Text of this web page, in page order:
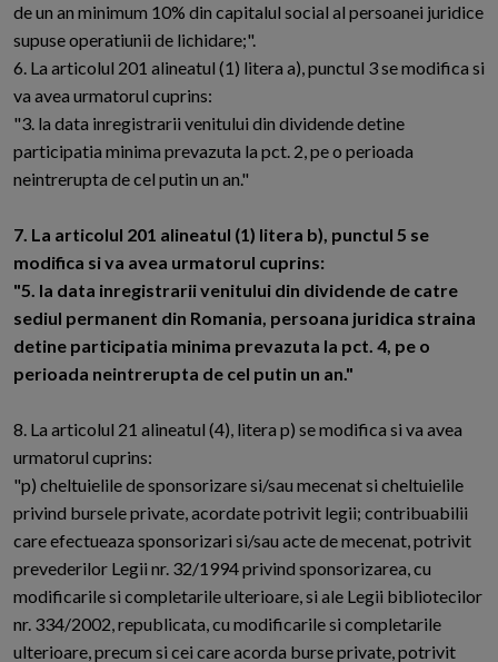
de un an minimum 10% din capitalul social al persoanei juridice
supuse operatiunii de lichidare;".
6. La articolul 201 alineatul (1) litera a), punctul 3 se modifica si
va avea urmatorul cuprins:
"3. la data inregistrarii venitului din dividende detine
participatia minima prevazuta la pct. 2, pe o perioada
neintrerupta de cel putin un an."
7. La articolul 201 alineatul (1) litera b), punctul 5 se
modifica si va avea urmatorul cuprins:
"5. la data inregistrarii venitului din dividende de catre
sediul permanent din Romania, persoana juridica straina
detine participatia minima prevazuta la pct. 4, pe o
perioada neintrerupta de cel putin un an."
8. La articolul 21 alineatul (4), litera p) se modifica si va avea
urmatorul cuprins:
"p) cheltuielile de sponsorizare si/sau mecenat si cheltuielile
privind bursele private, acordate potrivit legii; contribuabilii
care efectueaza sponsorizari si/sau acte de mecenat, potrivit
prevederilor Legii nr. 32/1994 privind sponsorizarea, cu
modificarile si completarile ulterioare, si ale Legii bibliotecilor
nr. 334/2002, republicata, cu modificarile si completarile
ulterioare, precum si cei care acorda burse private, potrivit